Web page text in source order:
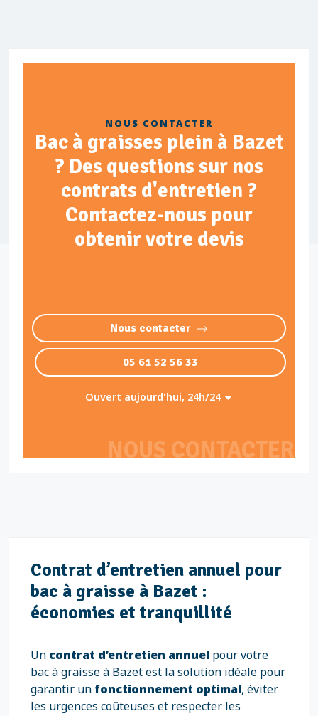
NOUS CONTACTER
NOUS CONTACTER
Bac à graisses plein à Bazet
? Des questions sur nos
contrats d'entretien ?
Contactez-nous pour
obtenir votre devis
Nous contacter
05 61 52 56 33
Ouvert aujourd'hui, 24h/24
Contrat d’entretien annuel pour
bac à graisse à Bazet :
économies et tranquillité
Un contrat d’entretien annuel pour votre
bac à graisse à Bazet est la solution idéale pour
garantir un fonctionnement optimal, éviter
les urgences coûteuses et respecter les